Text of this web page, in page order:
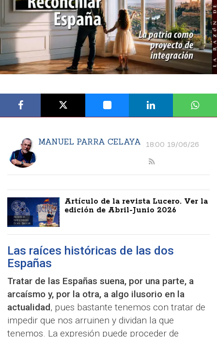
MANUEL PARRA CELAYA 18:00 19/06/26
Artículo de la revista Lucero. Ver la
edición de Abril-Junio 2026
Las raíces históricas de las dos
Españas
Tratar de las Españas suena, por una parte, a
arcaísmo y, por la otra, a algo ilusorio en la
actualidad, pues bastante tenemos con tratar de
impedir que nos arruinen y dividan la que
tenemos. La expresión puede proceder de